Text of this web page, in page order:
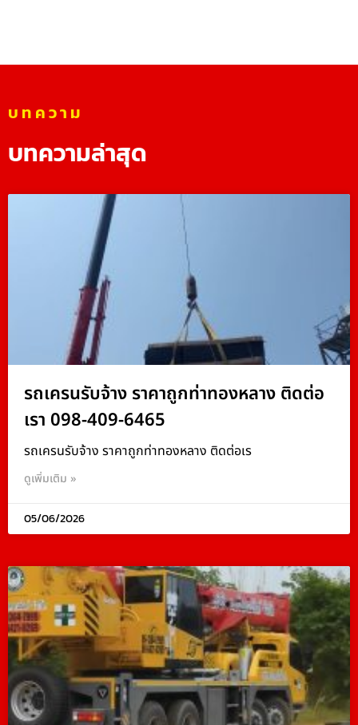
บทความ
บทความล่าสุด
รถเครนรับจ้าง ราคาถูกท่าทองหลาง ติดต่อ
เรา 098-409-6465
รถเครนรับจ้าง ราคาถูกท่าทองหลาง ติดต่อเร
ดูเพิ่มเติม »
05/06/2026